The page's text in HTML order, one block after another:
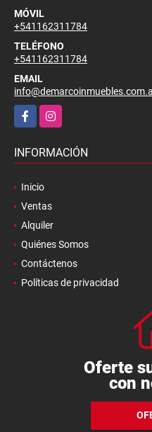
MÓVIL
+541162311784
TELÉFONO
+541162311784
EMAIL
FacebookInstagram
INFORMACIÓN
Inicio
Ventas
Alquiler
Quiénes Somos
Contáctenos
Políticas de privacidad
Oferte
con